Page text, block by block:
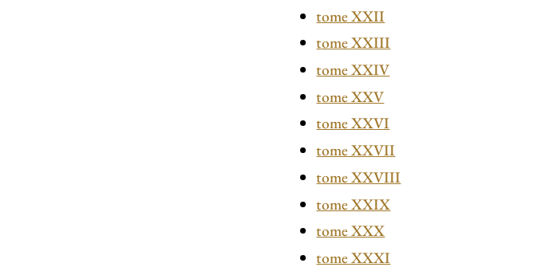
tome XXII
tome XXIII
tome XXIV
tome XXV
tome XXVI
tome XXVII
tome XXVIII
tome XXIX
tome XXX
tome XXXI